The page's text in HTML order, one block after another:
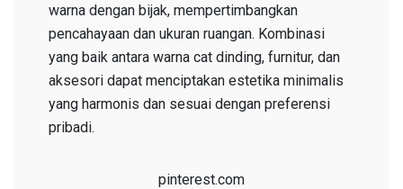
warna dengan bijak, mempertimbangkan
pencahayaan dan ukuran ruangan. Kombinasi
yang baik antara warna cat dinding, furnitur, dan
aksesori dapat menciptakan estetika minimalis
yang harmonis dan sesuai dengan preferensi
pribadi.
pinterest.com